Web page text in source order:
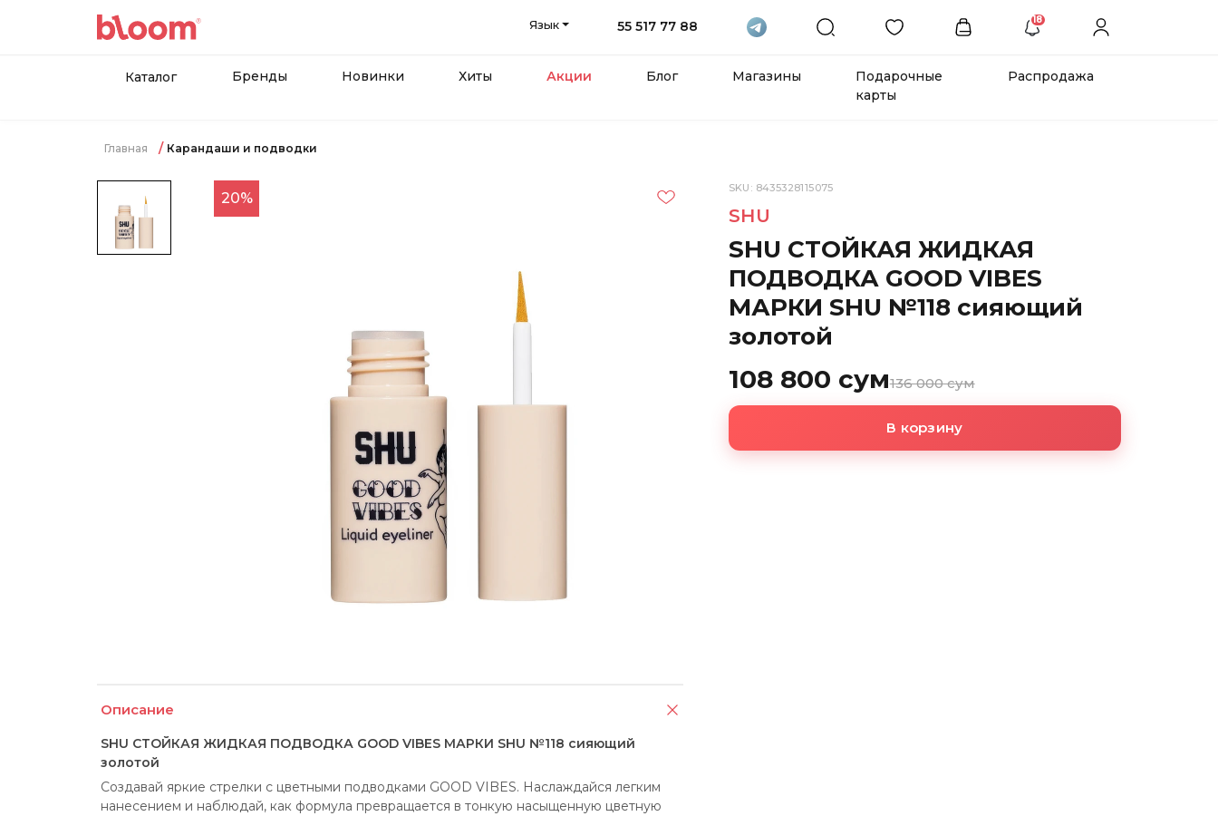
Язык 55 517 77 88 18
Каталог Бренды Новинки Хиты Акции Блог Магазины
Подарочные
карты
Распродажа
Главная Карандаши и подводки
20%
Описание
SHU СТОЙКАЯ ЖИДКАЯ ПОДВОДКА GOOD VIBES МАРКИ SHU №118 сияющий
золотой
Создавай яркие стрелки с цветными подводками GOOD VIBES. Наслаждайся легким
нанесением и наблюдай, как формула превращается в тонкую насыщенную цветную
SKU: 8435328115075
SHU
SHU СТОЙКАЯ ЖИДКАЯ
ПОДВОДКА GOOD VIBES
МАРКИ SHU №118 сияющий
золотой
108 800 сум136 000 сум
В корзину